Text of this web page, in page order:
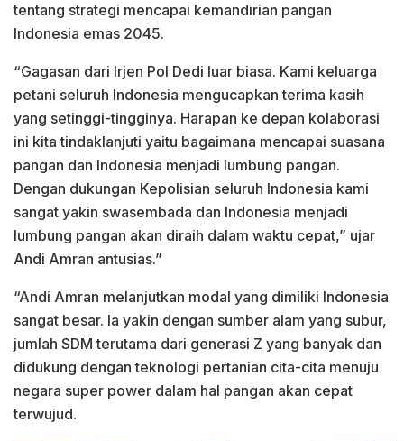
tentang strategi mencapai kemandirian pangan
Indonesia emas 2045.
“Gagasan dari Irjen Pol Dedi luar biasa. Kami keluarga
petani seluruh Indonesia mengucapkan terima kasih
yang setinggi-tingginya. Harapan ke depan kolaborasi
ini kita tindaklanjuti yaitu bagaimana mencapai suasana
pangan dan Indonesia menjadi lumbung pangan.
Dengan dukungan Kepolisian seluruh Indonesia kami
sangat yakin swasembada dan Indonesia menjadi
lumbung pangan akan diraih dalam waktu cepat,” ujar
Andi Amran antusias.”
“Andi Amran melanjutkan modal yang dimiliki Indonesia
sangat besar. Ia yakin dengan sumber alam yang subur,
jumlah SDM terutama dari generasi Z yang banyak dan
didukung dengan teknologi pertanian cita-cita menuju
negara super power dalam hal pangan akan cepat
terwujud.